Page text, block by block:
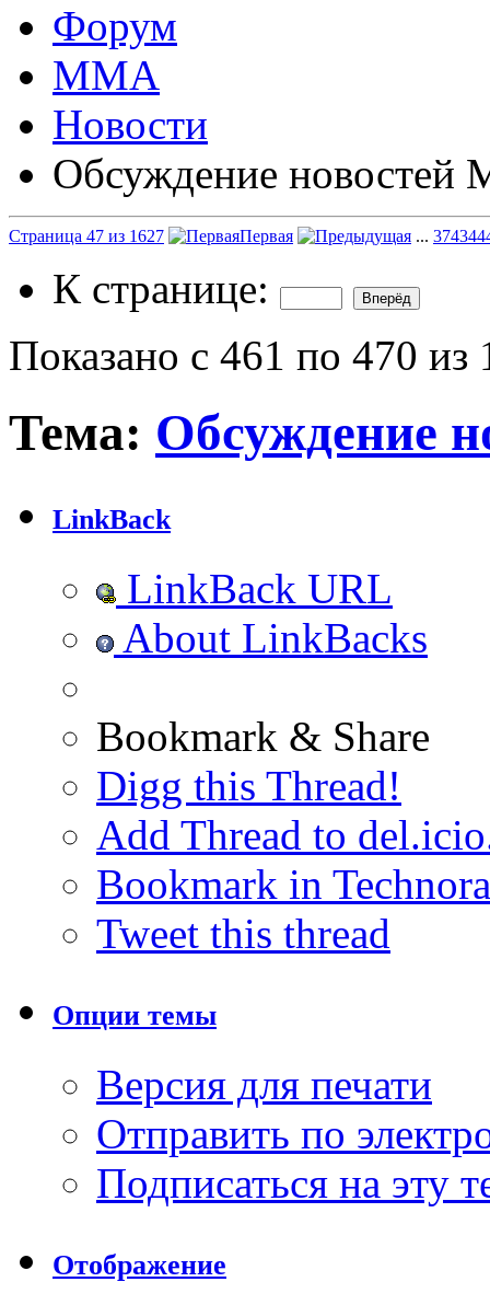
Форум
ММА
Новости
Обсуждение
Страница 47 из 1627 Первая ... 374344
К странице:
Показано с 461 по 470 из
Тема: Обсуждение
LinkBack
LinkBack URL
About LinkBacks
Bookmark & Share
Digg this Thread!
Add Thread to
Bookmark in
Tweet this thread
Опции темы
Версия для печати
Отправить по
Подписаться на эту
Отображение